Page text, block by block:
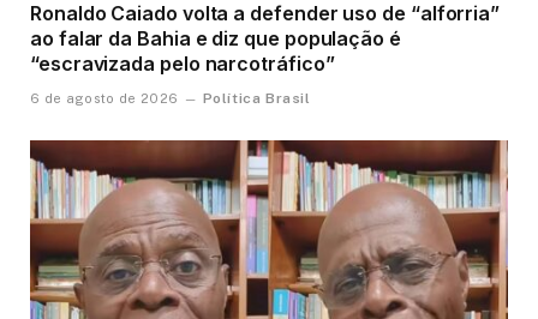
Ronaldo Caiado volta a defender uso de “alforria”
ao falar da Bahia e diz que população é
“escravizada pelo narcotráfico”
6 de agosto de 2026 Política Brasil